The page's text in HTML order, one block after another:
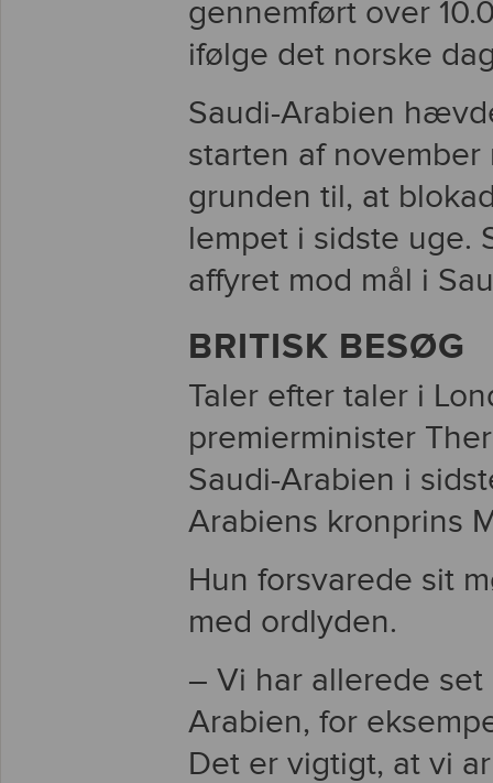
gennemført over
ifølge det norske
Saudi-Arabien
starten af
grunden til, at
lempet i sidste uge.
affyret mod mål i
BRITISK BESØG
Taler efter taler i
premierminister
Saudi-Arabien i
Arabiens kronprins
Hun forsvarede sit
med ordlyden.
– Vi har allerede
Arabien, for
Det er vigtigt, at vi